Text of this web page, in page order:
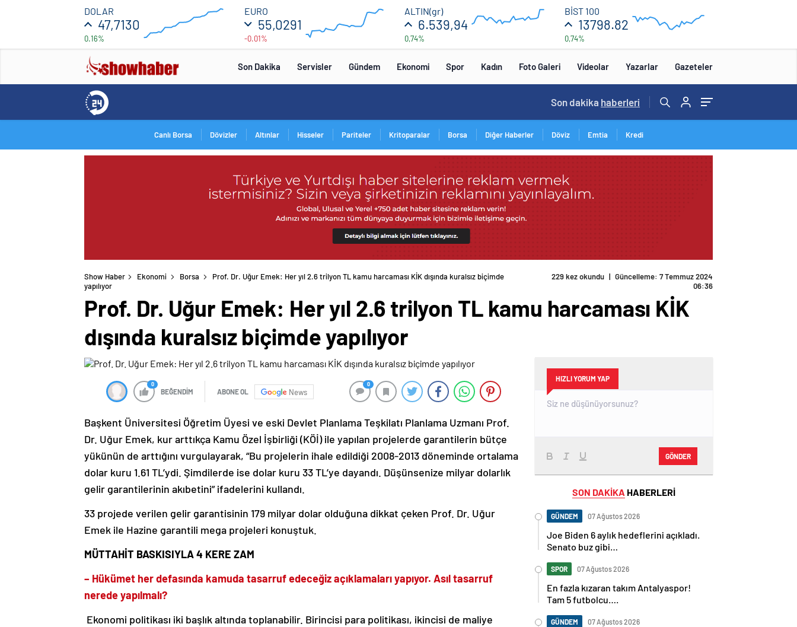
DOLAR
47,7130
0.16%
00:00 00:00
EURO
55,0291
-0.01%
00:00 00:00
ALTIN(gr)
6.539,94
0,74%
00:00 00:00
BİST 100
13798.82
0,74%
12:00
Son Dakika Servisler Gündem Ekonomi Spor Kadın Foto Galeri Videolar Yazarlar Gazeteler
Son dakika haberleri
Canlı Borsa Dövizler Altınlar Hisseler Pariteler Kritoparalar Borsa Diğer Haberler Döviz Emtia Kredi
Show Haber Ekonomi Borsa
Prof. Dr. Uğur Emek: Her yıl 2.6 trilyon TL kamu harcaması KİK dışında kuralsız biçimde
yapılıyor
229 kez okundu | Güncelleme: 7 Temmuz 2024
06:36
Prof. Dr. Uğur Emek: Her yıl 2.6 trilyon TL kamu harcaması KİK
dışında kuralsız biçimde yapılıyor
0
BEĞENDİM ABONE OL News
0
Başkent Üniversitesi Öğretim Üyesi ve eski Devlet Planlama Teşkilatı Planlama Uzmanı Prof.
Dr. Uğur Emek, kur arttıkça Kamu Özel İşbirliği (KÖİ) ile yapılan projelerde garantilerin bütçe
yükünün de arttığını vurgulayarak, “Bu projelerin ihale edildiği 2008-2013 döneminde ortalama
dolar kuru 1.61 TL’ydi. Şimdilerde ise dolar kuru 33 TL’ye dayandı. Düşünsenize milyar dolarlık
gelir garantilerinin akıbetini” ifadelerini kullandı.
33 projede verilen gelir garantisinin 179 milyar dolar olduğuna dikkat çeken Prof. Dr. Uğur
Emek ile Hazine garantili mega projeleri konuştuk.
MÜTTAHİT BASKISIYLA 4 KERE ZAM
– Hükümet her defasında kamuda tasarruf edeceğiz açıklamaları yapıyor. Asıl tasarruf
nerede yapılmalı?
Ekonomi politikası iki başlık altında toplanabilir. Birincisi para politikası, ikincisi de maliye
HIZLI YORUM YAP
GÖNDER
SON DAKİKA HABERLERİ
GÜNDEM 07 Ağustos 2026
Joe Biden 6 aylık hedeflerini açıkladı.
Senato buz gibi…
SPOR 07 Ağustos 2026
En fazla kızaran takım Antalyaspor!
Tam 5 futbolcu….
GÜNDEM 07 Ağustos 2026